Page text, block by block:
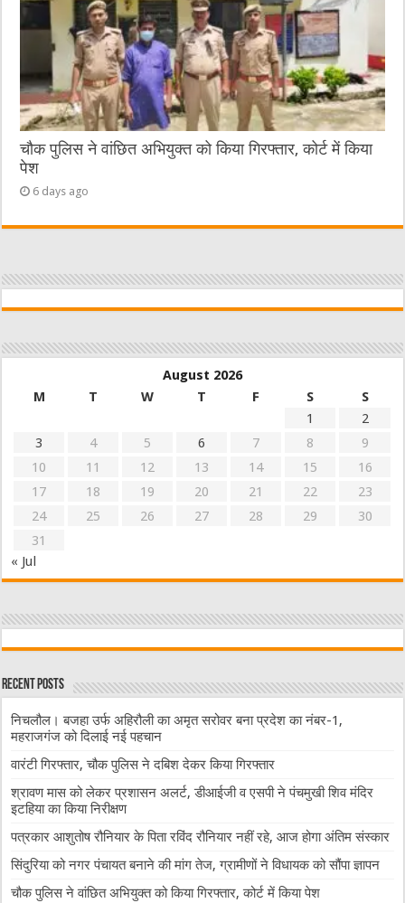
चौक पुलिस ने वांछित अभियुक्त को किया गिरफ्तार, कोर्ट में किया
पेश
6 days ago
August 2026
M
T W T F S
S
1
2
3
4 5 6 7 8
9
10
11 12 13 14 15
16
17
18 19 20 21 22
23
24
25 26 27 28 29
30
31
« Jul
Recent Posts
निचलौल। बजहा उर्फ अहिरौली का अमृत सरोवर बना प्रदेश का नंबर-1,
महराजगंज को दिलाई नई पहचान
वारंटी गिरफ्तार, चौक पुलिस ने दबिश देकर किया गिरफ्तार
श्रावण मास को लेकर प्रशासन अलर्ट, डीआईजी व एसपी ने पंचमुखी शिव मंदिर
इटहिया का किया निरीक्षण
पत्रकार आशुतोष रौनियार के पिता रविंद रौनियार नहीं रहे, आज होगा अंतिम संस्कार
सिंदुरिया को नगर पंचायत बनाने की मांग तेज, ग्रामीणों ने विधायक को सौंपा ज्ञापन
चौक पुलिस ने वांछित अभियुक्त को किया गिरफ्तार, कोर्ट में किया पेश